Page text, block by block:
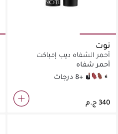
نوت
أحمر الشفاه ديب إمباكت
أحمر شفاه
02
03
04
06 +8 درجات